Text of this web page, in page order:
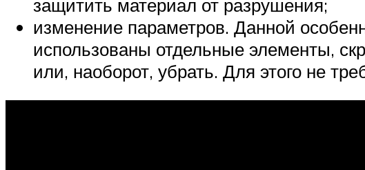
защитить материал от разрушения;
изменение параметров. Данной
использованы отдельные элементы,
или, наоборот, убрать. Для этого не